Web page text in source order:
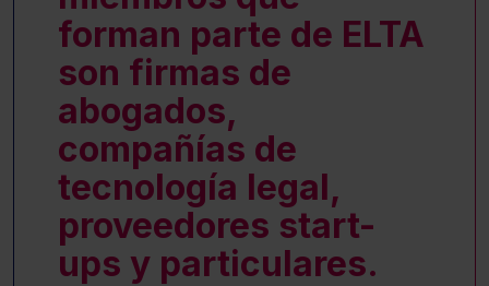
forman parte de ELTA
son firmas de
abogados,
compañías de
tecnología legal,
proveedores start-
ups y particulares.